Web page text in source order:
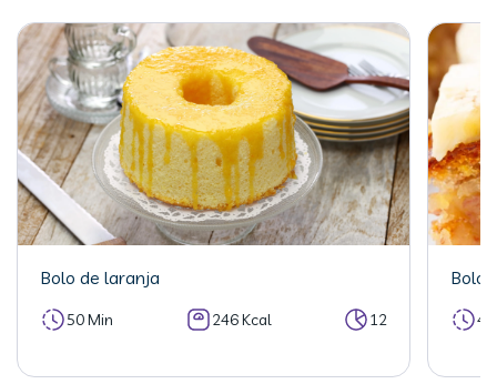
Bolo de laranja
50 Min 246 Kcal 12
Bolo